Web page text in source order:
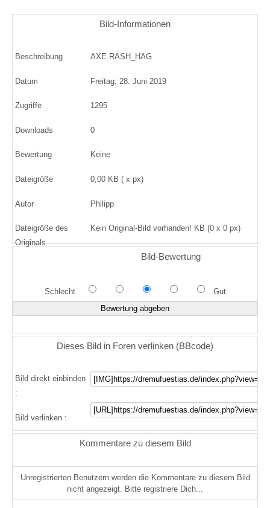
Bild-Informationen
Beschreibung AXE RASH_HAG
Datum Freitag, 28. Juni 2019
Zugriffe 1295
Downloads 0
Bewertung Keine
Dateigröße 0,00 KB ( x px)
Autor Philipp
Dateigröße des
Originals
Kein Original-Bild vorhanden! KB (0 x 0 px)
Bild-Bewertung
Schlecht Gut
Dieses Bild in Foren verlinken (BBcode)
Bild direkt einbinden
:
Bild verlinken :
Kommentare zu diesem Bild
Unregistrierten Benutzern werden die Kommentare zu diesem Bild
nicht angezeigt. Bitte registriere Dich...